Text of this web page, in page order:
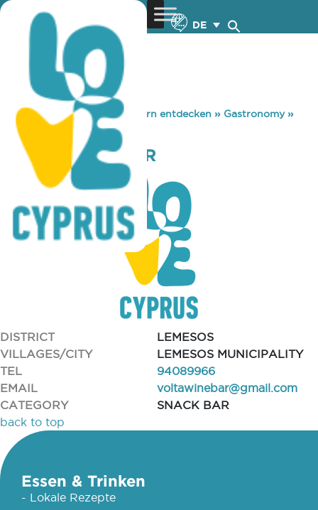
DE
You are here: Home »Zypern entdecken » Gastronomy»
VOLTA WINE BAR
VOLTA WINE BAR
DISTRICT
LEMESOS
VILLAGES/CITY
LEMESOS MUNICIPALITY
TEL
94089966
EMAIL
voltawinebar@gmail.com
CATEGORY
SNACK BAR
back to top
Essen & Trinken
- Lokale Rezepte